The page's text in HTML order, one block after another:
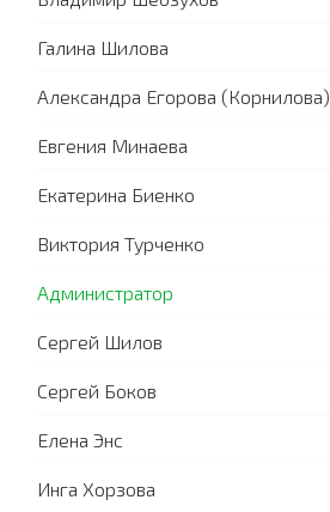
Галина Шилова
Александра Егорова (Корнилова)
Евгения Минаева
Екатерина Биенко
Виктория Турченко
Администратор
Сергей Шилов
Сергей Боков
Елена Энс
Инга Хорзова